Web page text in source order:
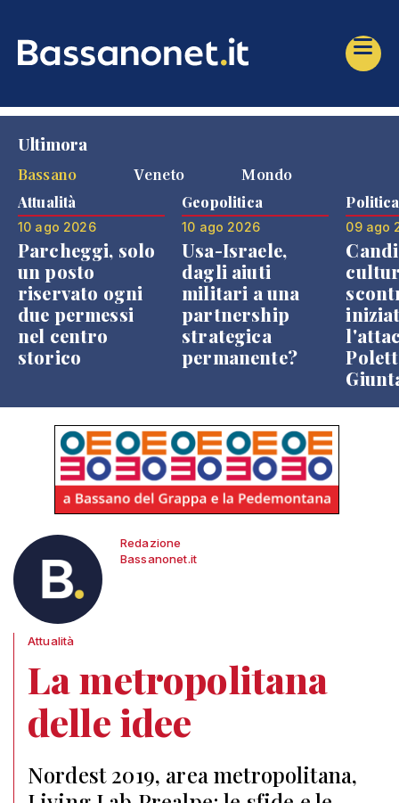
Ultimora
Bassano
Veneto Mondo
Attualità
10 ago 2026
Parcheggi, solo
un posto
riservato ogni
due permessi
nel centro
storico
Geopolitica
10 ago 2026
Usa-Israele,
dagli aiuti
militari a una
partnership
strategica
permanente?
Politica
09 ago
Redazione
Bassanonet.it
Attualità
La metropolitana
delle idee
Nordest 2019, area metropolitana,